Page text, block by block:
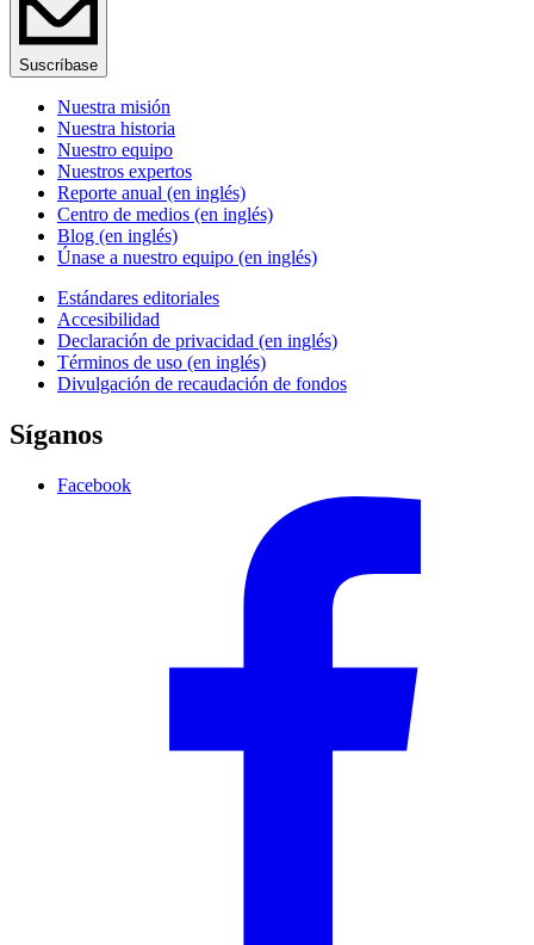
Suscríbase
Nuestra misión
Nuestra historia
Nuestro equipo
Nuestros expertos
Reporte anual (en inglés)
Centro de medios (en inglés)
Blog (en inglés)
Únase a nuestro equipo (en inglés)
Estándares editoriales
Accesibilidad
Declaración de privacidad (en inglés)
Términos de uso (en inglés)
Divulgación de recaudación de fondos
Síganos
Facebook